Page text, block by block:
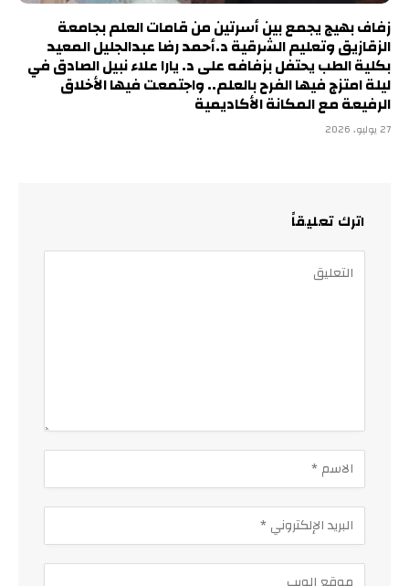
زفاف بهيج يجمع بين أسرتين من قامات العلم بجامعة
الزقازيق وتعليم الشرقية د.أحمد رضا عبدالجليل المعيد
بكلية الطب يحتفل بزفافه على د. يارا علاء نبيل الصادق في
ليلة امتزج فيها الفرح بالعلم.. واجتمعت فيها الأخلاق
الرفيعة مع المكانة الأكاديمية
27 يوليو، 2026
اترك تعليقاً